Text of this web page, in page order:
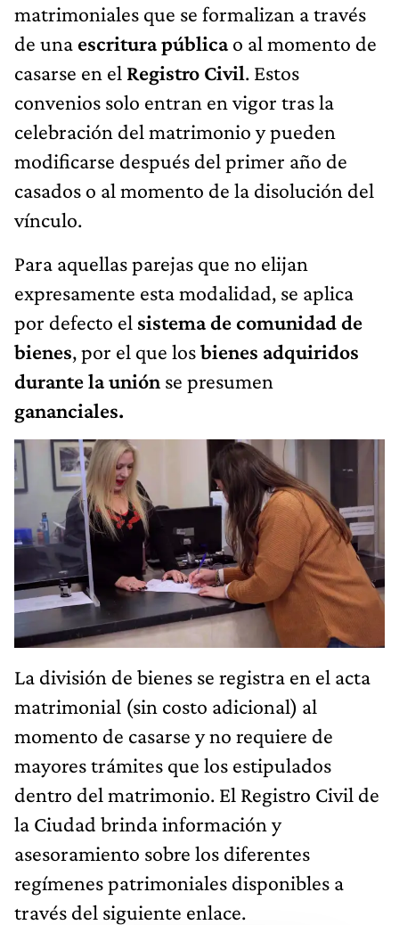
matrimoniales que se formalizan a través
de una escritura públicao al momento de
casarse en el Registro Civil. Estos
convenios solo entran en vigor tras la
celebración del matrimonio y pueden
modificarse después del primer año de
casados o al momento de la disolución del
vínculo.
Para aquellas parejas que no elijan
expresamente esta modalidad, se aplica
por defecto el sistema de comunidad de
bienes, por el que losbienes adquiridos
durante la unión se presumen
gananciales.
La división de bienes se registra en el acta
matrimonial (sin costo adicional) al
momento de casarse y no requiere de
mayores trámites que los estipulados
dentro del matrimonio. El Registro Civil de
la Ciudad brinda información y
asesoramiento sobre los diferentes
regímenes patrimoniales disponibles a
través del siguiente enlace.